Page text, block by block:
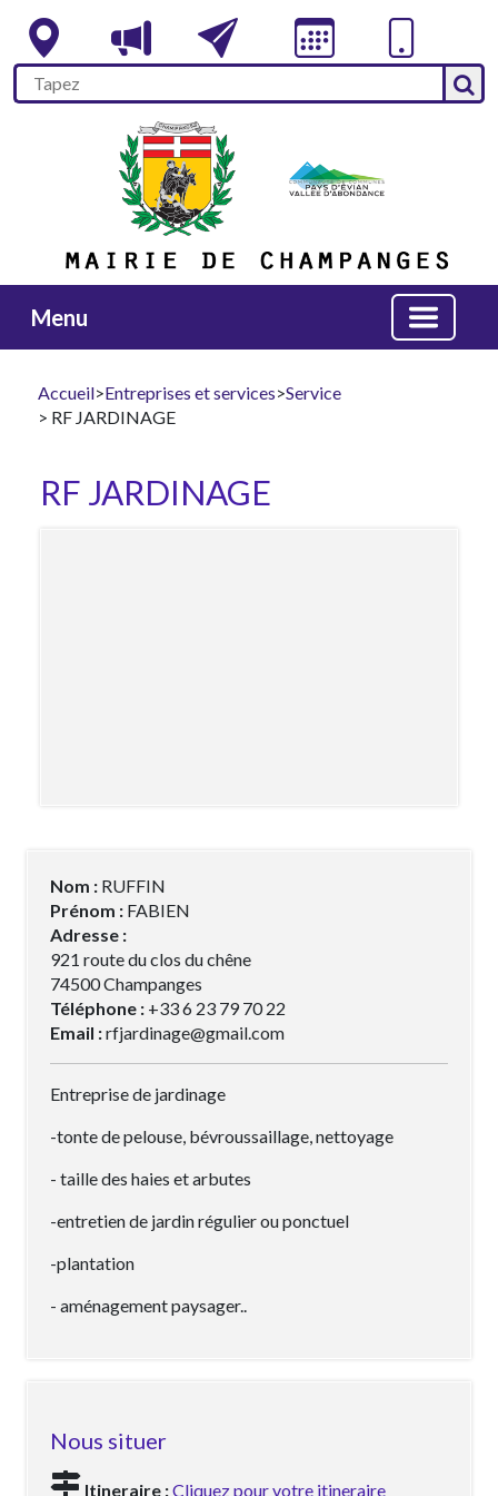
Menu
Accueil>Entreprises et services>Service
> RF JARDINAGE
RF JARDINAGE
Nom : RUFFIN
Prénom : FABIEN
Adresse :
921 route du clos du chêne
74500 Champanges
Téléphone : +33 6 23 79 70 22
Email :rfjardinage@gmail.com
Entreprise de jardinage
-tonte de pelouse, bévroussaillage, nettoyage
- taille des haies et arbutes
-entretien de jardin régulier ou ponctuel
-plantation
- aménagement paysager..
Nous situer
Itineraire :Cliquez pour votre itineraire